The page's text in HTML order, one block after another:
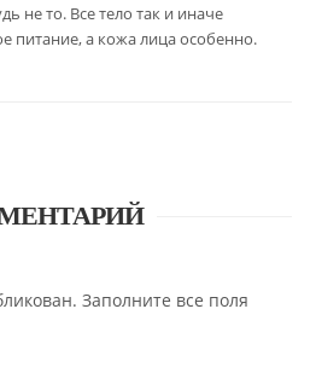
не то. Все тело так и иначе
питание, а кожа лица особенно.
Заполните все поля